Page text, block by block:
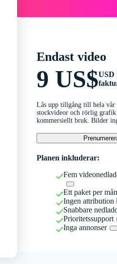
Endast video
9 US$USD
Lås upp tillgång till hela vår
stockvideor och rörlig
kommersiellt bruk. Bilder
Planen inkluderar:
Fem
Ett paket per
Ingen attribution
Snabbare
Prioritetssupport
Inga annonser